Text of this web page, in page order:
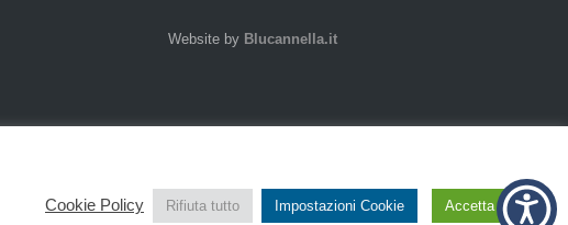
Website by Blucannella.it
Cookie Policy Rifiuta tutto Impostazioni Cookie
Accetta tutto